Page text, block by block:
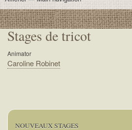
navigation
ACCUEIL
NOS FORMATIONS
INSCRIPTIONS
HEBERGEMENT
CONTACT & NOUS
Stages de tricot
Animator
Caroline Robinet
NOUVEAUX STAGES